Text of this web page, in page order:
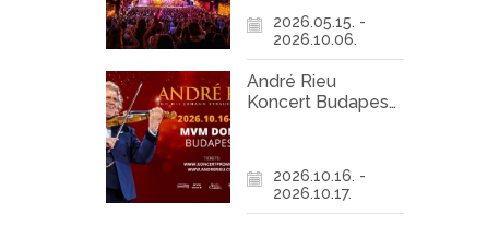
2026.05.15. -
2026.10.06.
André Rieu
Koncert Budapest
2026.10.16. -
2026.10.17.